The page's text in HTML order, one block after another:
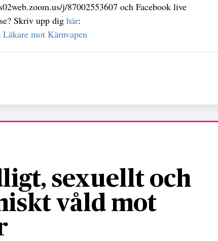
j/87002553607 och Facebook live
Skriv upp dig här:
Läkare mot Kärnvapen
sexuellt och
våld mot